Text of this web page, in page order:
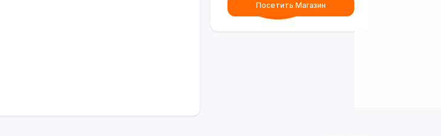
Посетить Магазин